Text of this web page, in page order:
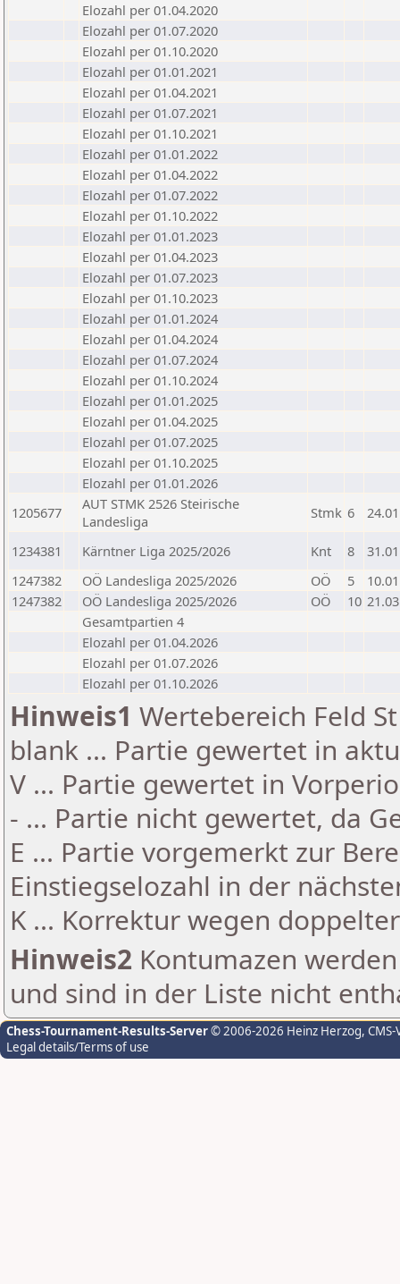
Elozahl per 01.04.2020
Elozahl per 01.07.2020
Elozahl per 01.10.2020
Elozahl per 01.01.2021
Elozahl per 01.04.2021
Elozahl per 01.07.2021
Elozahl per 01.10.2021
Elozahl per 01.01.2022
Elozahl per 01.04.2022
Elozahl per 01.07.2022
Elozahl per 01.10.2022
Elozahl per 01.01.2023
Elozahl per 01.04.2023
Elozahl per 01.07.2023
Elozahl per 01.10.2023
Elozahl per 01.01.2024
Elozahl per 01.04.2024
Elozahl per 01.07.2024
Elozahl per 01.10.2024
Elozahl per 01.01.2025
Elozahl per 01.04.2025
Elozahl per 01.07.2025
Elozahl per 01.10.2025
Elozahl per 01.01.2026
1205677
AUT STMK 2526 Steirische
Landesliga
Stmk 6
1234381 Kärntner Liga 2025/2026 Knt 8
1247382
OÖ Landesliga 2025/2026 OÖ 5
1247382
OÖ Landesliga 2025/2026 OÖ 10
Gesamtpartien 4
Elozahl per 01.04.2026
Elozahl per 01.07.2026
Elozahl per 01.10.2026
Hinweis1 Wertebereich Feld
blank ... Partie gewertet in
V ... Partie gewertet in
- ... Partie nicht gewertet, da
E ... Partie vorgemerkt zur
Einstiegselozahl in der
K ... Korrektur wegen
Hinweis2 Kontumazen
und sind in der Liste nicht
Chess-Tournament-Results-Server© 2006-2026 Heinz Herzog,
Legal details/Terms of use